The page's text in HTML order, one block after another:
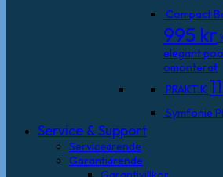
Compact
995 kr
elegant
omonterat
PRAKTIK
Symfonie
Service & Support
Serviceärende
Garantiärende